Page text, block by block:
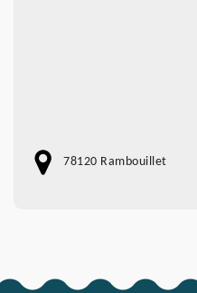
78120 Rambouillet